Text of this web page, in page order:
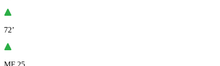
72’
MF 25